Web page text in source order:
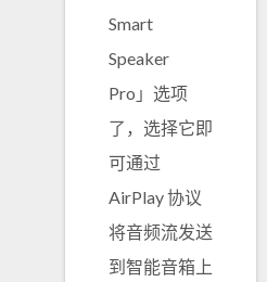
Smart
Speaker
Pro」选项
了，选择它即
可通过
AirPlay 协议
将音频流发送
到智能音箱上